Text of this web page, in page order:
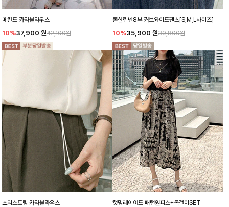
메칸드 카라블라우스
10%37,900 원42,100원
쿨한린넨8부 커브와이드팬츠[S,M,L사이즈]
10%35,900 원39,800원
초리스트링 카라블라우스 캣밍레이어드 패턴원피스+목걸이SET